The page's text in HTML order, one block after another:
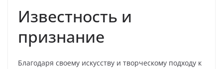
Известность и
признание
Благодаря своему искусству и творческому подходу к